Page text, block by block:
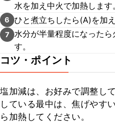
水を加え中火で加熱します。
6 ひと煮立ちしたら(A)を加
7 水分が半量程度になった
す。
コツ・ポイント
塩加減は、お好みで調整し
している最中は、焦げやす
ら加熱してください。